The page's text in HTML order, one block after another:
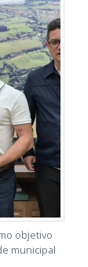
objetivo
municipal